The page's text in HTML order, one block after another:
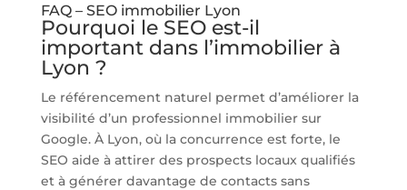
FAQ – SEO immobilier Lyon
Pourquoi le SEO est-il
important dans l’immobilier à
Lyon ?
Le référencement naturel permet d’améliorer la
visibilité d’un professionnel immobilier sur
Google. À Lyon, où la concurrence est forte, le
SEO aide à attirer des prospects locaux qualifiés
et à générer davantage de contacts sans